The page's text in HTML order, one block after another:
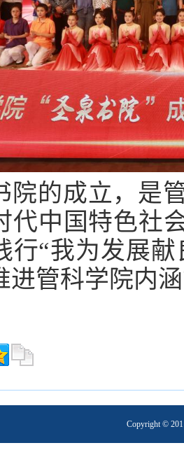
院的成立，是
代中国特色社
行“我为发展
进管科学院内
Copyright ©